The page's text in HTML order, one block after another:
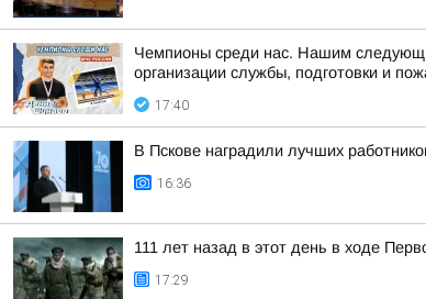
Чемпионы среди нас. Нашим
организации службы, подготовки и
17:40
В Пскове наградили лучших
16:36
111 лет назад в этот день в ходе
17:29